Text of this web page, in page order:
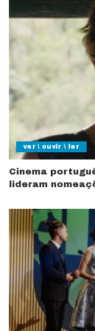
ver \ ouvir \ ler
Cinema
lideram